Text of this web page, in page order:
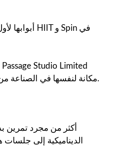
مكانة لنفسها في الصناعة من خلال التواجد في المقدمة ، وجذب هواة اللياقة البدنية الذين يبحثون عن التنوع والتحدي والابتكار.